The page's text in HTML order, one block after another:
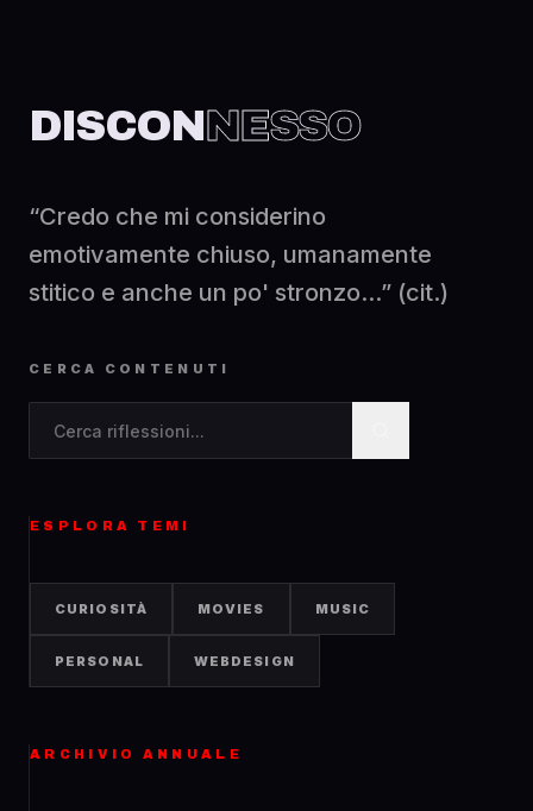
DISCONNESSO
“Credo che mi considerino
emotivamente chiuso, umanamente
stitico e anche un po' stronzo...” (cit.)
CERCA CONTENUTI
ESPLORA TEMI
CURIOSITÀ MOVIES MUSIC
PERSONAL WEBDESIGN
ARCHIVIO ANNUALE